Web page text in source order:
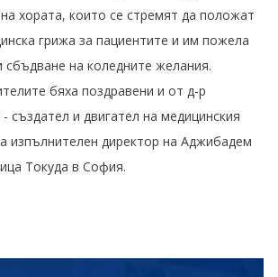
хората, които се стремят да положат
грижа за пациентите и им пожела
сбъдване на коледните желания.
бяха поздравени и от д-р
създател и двигател на медицинския
изпълнителен директор на Аджибадем
Токуда в София.